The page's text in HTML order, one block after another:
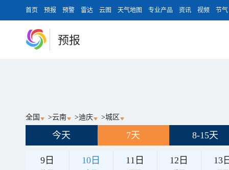
首页 预报 预警 雷达 云图 天气地图 专业产品 资讯 视频 节气
预报
全国 >云南 >迪庆 >城区
今天 7天 8-15天
9日 10日 11日 12日 13